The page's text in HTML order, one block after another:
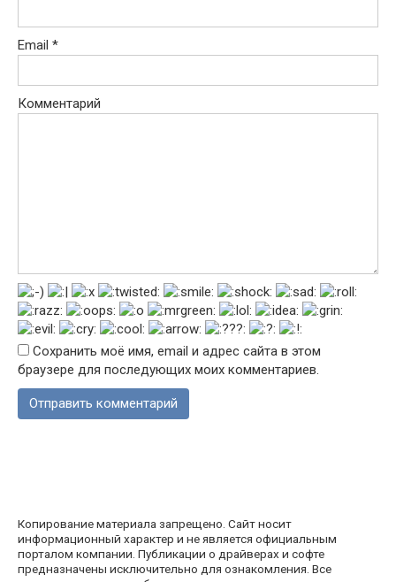
Email *
Комментарий
Сохранить моё имя, email и адрес сайта в этом
браузере для последующих моих комментариев.
Копирование материала запрещено. Сайт носит
информационный характер и не является официальным
порталом компании. Публикации о драйверах и софте
предназначены исключительно для ознакомления. Все